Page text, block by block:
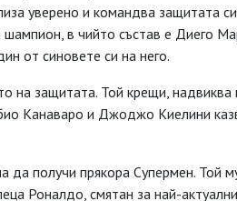
уверено и командва защитата
шампион, в чийто състав е Диего
от синовете си на него.
на защитата. Той крещи, надвиква
Канаваро и Джоджо Киелини
да получи прякора Супермен. Той
Роналдо, смятан за най-